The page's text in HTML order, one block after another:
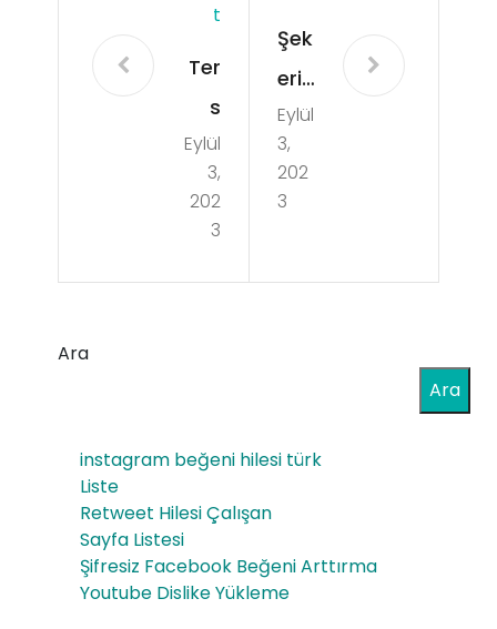
T
Ter
s
Ilişk
ide
Acı
Eylül
3,
202
3
Şek
eri
Bıra
kın
ca
Olu
Eylül
3,
202
3
Ara
Ara
instagram beğeni hilesi türk
Liste
Retweet Hilesi Çalışan
Sayfa Listesi
Şifresiz Facebook Beğeni Arttırma
Youtube Dislike Yükleme